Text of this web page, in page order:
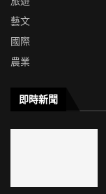
藝文
國際
農業
即時新聞